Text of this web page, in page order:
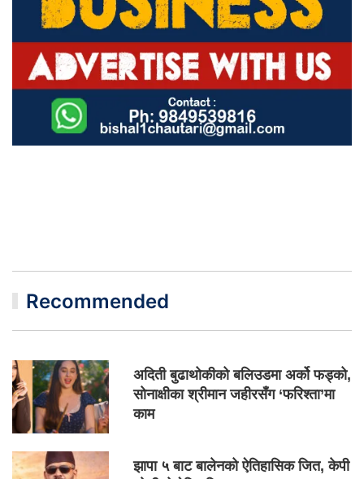
Recommended
अदिती बुढाथोकीको बलिउडमा अर्को फड्को,
सोनाक्षीका श्रीमान जहीरसँग ‘फरिश्ता’मा
काम
झापा ५ बाट बालेनको ऐतिहासिक जित, केपी